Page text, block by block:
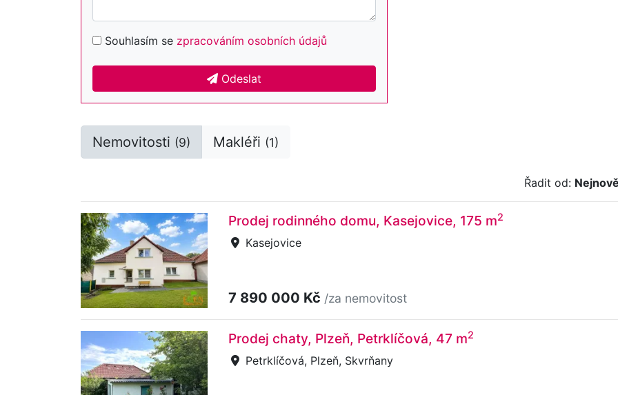
Souhlasím se zpracováním osobních údajů
Odeslat
Nemovitosti (9) Makléři (1)
Řadit od:
Prodej rodinného domu, Kasejovice, 175 m2
Kasejovice
7 890 000 Kč /za nemovitost
Prodej chaty, Plzeň, Petrklíčová, 47 m2
Petrklíčová, Plzeň, Skvrňany